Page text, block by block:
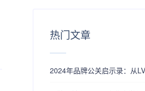
热门文章
2024年品牌公关启示录：从